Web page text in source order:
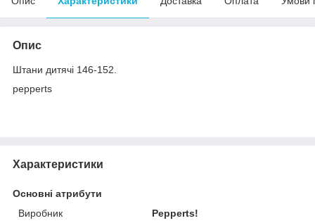
Опис
Штани дитячі 146-152.
pepperts
Характеристики
Основні атрибути
Виробник
Pepperts!